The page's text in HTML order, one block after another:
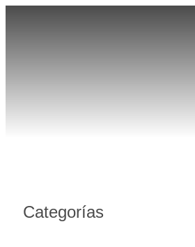
Categorías